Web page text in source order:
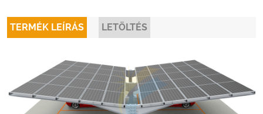
TERMÉK LEÍRÁS LETÖLTÉS